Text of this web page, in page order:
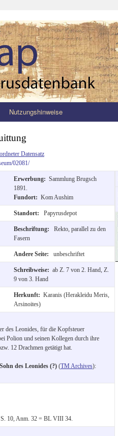
Nutzungshinweise
Datensatz
02081/
Erwerbung: Sammlung Brugsch
1891.
Fundort: Kom Aushim
Standort: Papyrusdepot
Beschriftung:
Rekto, parallel zu den
Fasern
Andere Seite: unbeschriftet
Schreibweise: ab Z. 7 von 2. Hand, Z.
9 von 3. Hand
Herkunft: Karanis (Herakleidu Meris,
Arsinoites)
des Leonides, für die Kopfsteuer
Polion und seinen Kollegen durch ihre
12 Drachmen getätigt hat.
des Leonides (?) (TM Archives):
10, Anm. 32 = BL VIII 34.